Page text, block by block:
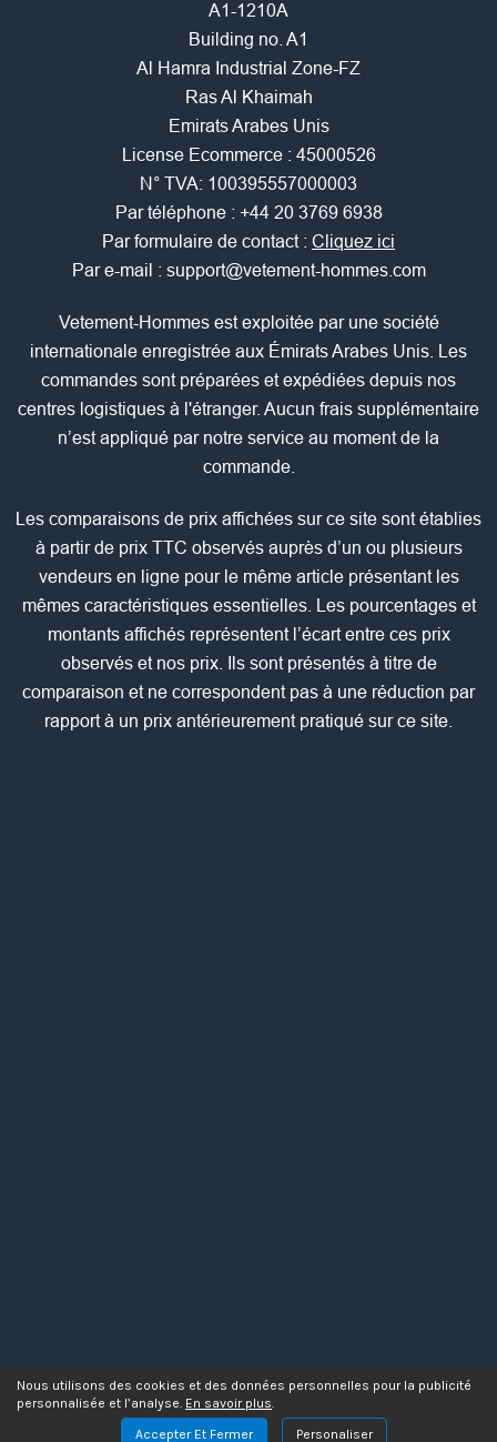
A1-1210A
Building no. A1
Al Hamra Industrial Zone-FZ
Ras Al Khaimah
Emirats Arabes Unis
License Ecommerce : 45000526
N° TVA: 100395557000003
Par téléphone : +44 20 3769 6938
Par formulaire de contact : Cliquez ici
Par e-mail : support@vetement-hommes.com
Vetement-Hommes est exploitée par une société
internationale enregistrée aux Émirats Arabes Unis. Les
commandes sont préparées et expédiées depuis nos
centres logistiques à l'étranger. Aucun frais supplémentaire
n’est appliqué par notre service au moment de la
commande.
Les comparaisons de prix affichées sur ce site sont établies
à partir de prix TTC observés auprès d’un ou plusieurs
vendeurs en ligne pour le même article présentant les
mêmes caractéristiques essentielles. Les pourcentages et
montants affichés représentent l’écart entre ces prix
observés et nos prix. Ils sont présentés à titre de
comparaison et ne correspondent pas à une réduction par
rapport à un prix antérieurement pratiqué sur ce site.
Nous utilisons des cookies et des données personnelles pour la publicité
personnalisée et l’analyse. En savoir plus.
Accepter Et Fermer
Personaliser